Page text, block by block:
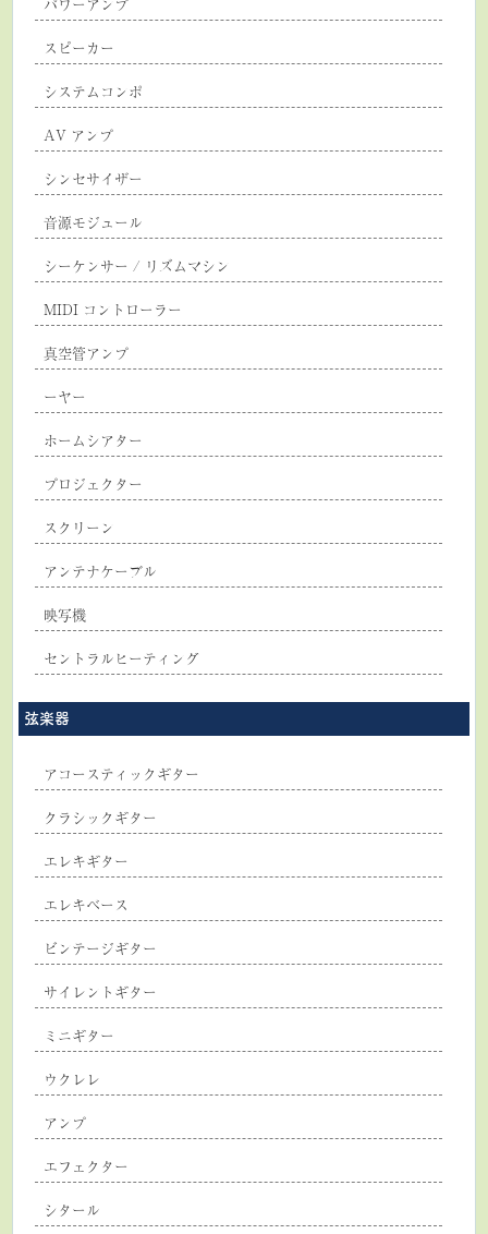
スピーカー
システムコンポ
AV アンプ
シンセサイザー
音源モジュール
シーケンサー / リズムマシン
MIDI コントローラー
真空管アンプ
ーヤー
ホームシアター
プロジェクター
スクリーン
アンテナケーブル
映写機
セントラルヒーティング
弦楽器
アコースティックギター
クラシックギター
エレキギター
エレキベース
ビンテージギター
サイレントギター
ミニギター
ウクレレ
アンプ
エフェクター
シタール